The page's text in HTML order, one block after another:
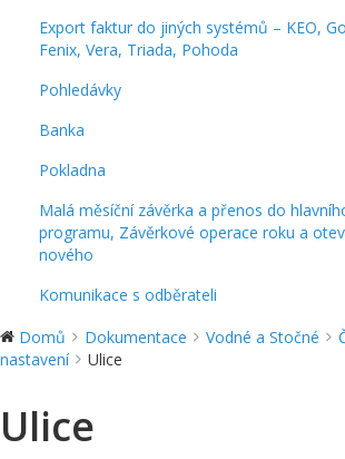
Export faktur do jiných systémů – KEO,
Fenix, Vera, Triada, Pohoda
Pohledávky
Banka
Pokladna
Malá měsíční závěrka a přenos do
programu, Závěrkové operace roku a
nového
Komunikace s odběrateli
Domů
Dokumentace Vodné a Stočné
nastavení
Ulice
Ulice